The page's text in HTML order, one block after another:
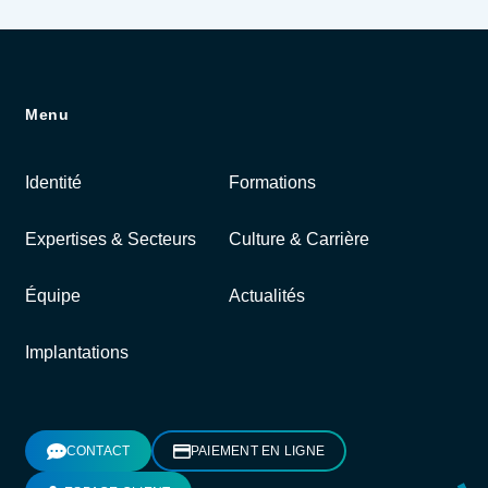
Menu
Identité Formations
Expertises & Secteurs Culture & Carrière
Équipe Actualités
Implantations
CONTACT PAIEMENT EN LIGNE